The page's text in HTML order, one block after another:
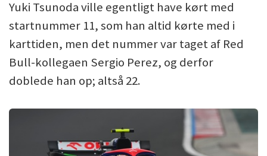
Yuki Tsunoda ville egentligt have kørt med
startnummer 11, som han altid kørte med i
karttiden, men det nummer var taget af Red
Bull-kollegaen Sergio Perez, og derfor
doblede han op; altså 22.